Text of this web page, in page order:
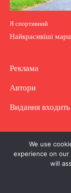
Я спортивний
Найкрасивіші
Реклама
Автори
Видання
Copyright ©
заборонено.
We use
experience on
will